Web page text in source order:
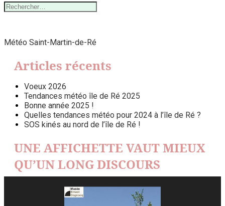
Rechercher :
Météo Saint-Martin-de-Ré
Articles récents
Voeux 2026
Tendances météo île de Ré 2025
Bonne année 2025 !
Quelles tendances météo pour 2024 à l’île de Ré ?
SOS kinés au nord de l’île de Ré !
UNE AFFICHETTE VAUT MIEUX
QU’UN LONG DISCOURS